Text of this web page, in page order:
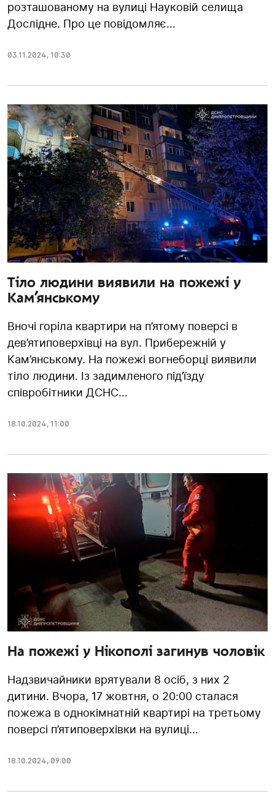
розташованому на вулиці Науковій селища
Дослідне. Про це повідомляє...
03.11.2024, 10:30
Тіло людини виявили на пожежі у
Кам’янському
Вночі горіла квартири на п’ятому поверсі в
дев’ятиповерхівці на вул. Прибережній у
Кам’янському. На пожежі вогнеборці виявили
тіло людини. Із задимленого під’їзду
співробітники ДСНС...
18.10.2024, 11:00
На пожежі у Нікополі загинув чоловік
Надзвичайники врятували 8 осіб, з них 2
дитини. Вчора, 17 жовтня, о 20:00 сталася
пожежа в однокімнатній квартирі на третьому
поверсі п’ятиповерхівки на вулиці...
18.10.2024, 09:00